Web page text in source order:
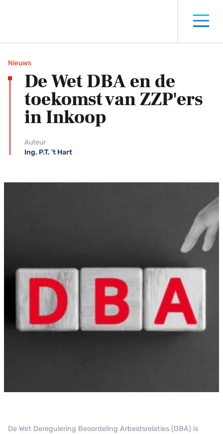
Nieuws
De Wet DBA en de
toekomst van ZZP'ers
in Inkoop
Auteur
Ing. P.T. 't Hart
De Wet Deregulering Beoordeling Arbeidsrelaties (DBA) is